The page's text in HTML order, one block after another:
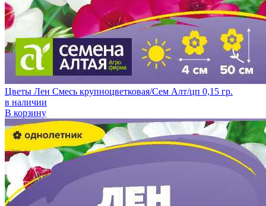
Цветы Лен Смесь крупноцветковая/Сем Алт/цп 0,15 гр.
в наличии
В корзину